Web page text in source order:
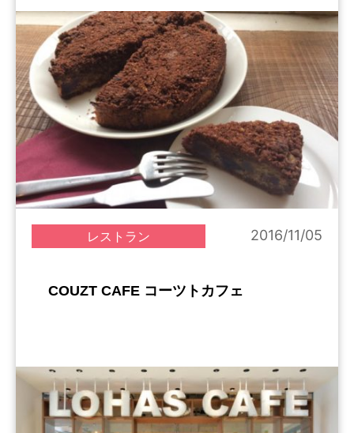
レストラン 2016/11/05
COUZT CAFE コーツトカフェ